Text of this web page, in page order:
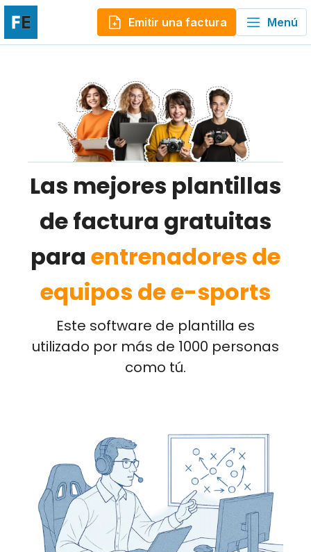
Emitir una factura Menú
Las mejores plantillas
de factura gratuitas
para entrenadores de
equipos de e-sports
Este software de plantilla es
utilizado por más de 1000 personas
como tú.